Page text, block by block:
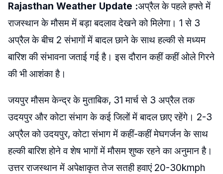
Rajasthan Weather Update :अप्रैल के पहले हफ्ते में
राजस्थान के मौसम में बड़ा बदलाव देखने को मिलेगा। 1 से 3
अप्रैल के बीच 2 संभागों में बादल छाने के साथ हल्की से मध्यम
बारिश की संभावना जताई गई है। इस दौरान कहीं कहीं ओले गिरने
की भी आशंका है।
जयपुर मौसम केन्द्र के मुताबिक, 31 मार्च से 3 अप्रैल तक
उदयपुर और कोटा संभाग के कई जिलों में बादल छाए रहेंगे। 2-3
अप्रैल को उदयपुर, कोटा संभाग में कहीं-कहीं मेघगर्जन के साथ
हल्की बारिश होने व शेष भागों में मौसम शुष्क रहने का अनुमान है।
उत्तर राजस्थान में अपेक्षाकृत तेज सतही हवाएं 20-30kmph